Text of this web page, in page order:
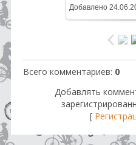
/
Добавлено
Всего комментариев: 0
Добавлять
[